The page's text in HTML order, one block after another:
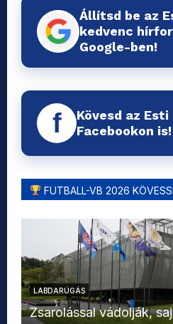
Állítsd be az
kedvenc
Google-ben!
f
Kövesd az
Facebookon is!
FUTBALL-VB 2026
LABDARÚGÁS
Zsarolással vádolják,